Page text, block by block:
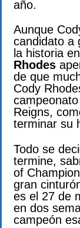
año.
Aunque
candidato a
la historia
Rhodes
de que
Cody
Reigns,
terminar su
Todo se
termine,
of
gran
es el 27 de
en dos
campeón